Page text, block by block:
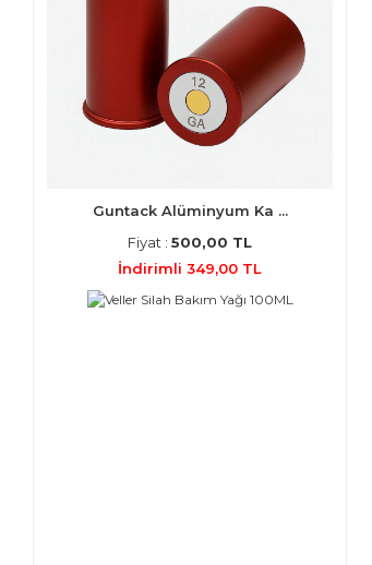
Guntack Alüminyum Ka ...
Fiyat : 500,00 TL
İndirimli 349,00 TL